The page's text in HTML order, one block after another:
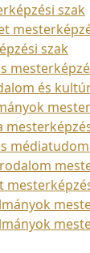
szak
szak
és